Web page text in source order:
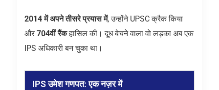
2014 में अपने तीसरे प्रयास में, उन्होंने UPSC क्रैक किया
और 704वीं रैंकहासिल की। दूध बेचने वाला वो लड़का अब एक
IPS अधिकारी बन चुका था।
IPS उमेश गणपत: एक नज़र में